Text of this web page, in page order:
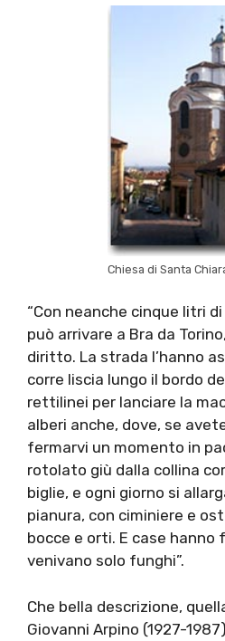
Chiesa di Santa
“Con neanche cinque litri
può arrivare a Bra da
diritto. La strada l’hanno
corre liscia lungo il bordo
rettilinei per lanciare la
alberi anche, dove, se
fermarvi un momento in
rotolato giù dalla collina
biglie, e ogni giorno si
pianura, con ciminiere e
bocce e orti. E case
venivano solo funghi”.
Che bella descrizione,
Giovanni Arpino (1927-